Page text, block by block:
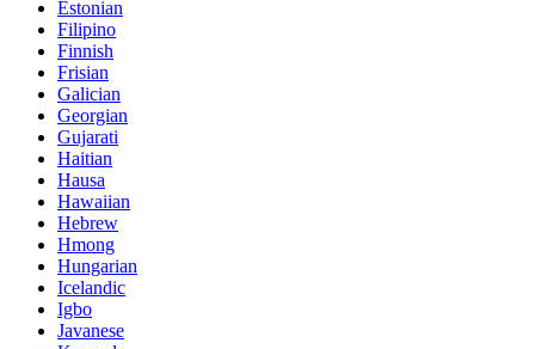
Estonian
Filipino
Finnish
Frisian
Galician
Georgian
Gujarati
Haitian
Hausa
Hawaiian
Hebrew
Hmong
Hungarian
Icelandic
Igbo
Javanese